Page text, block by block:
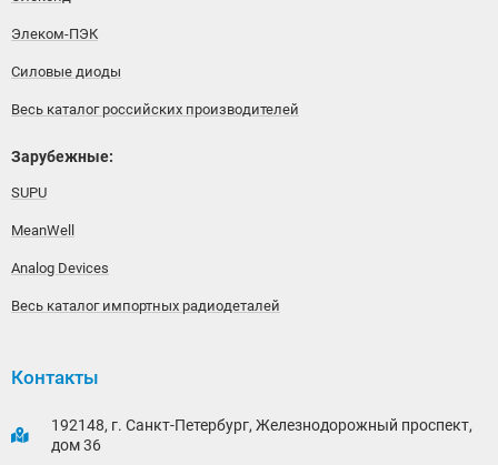
Элеком-ПЭК
Силовые диоды
Весь каталог российских производителей
Зарубежные:
SUPU
MeanWell
Analog Devices
Весь каталог импортных радиодеталей
Контакты
192148, г. Санкт-Петербург, Железнодорожный проспект,
дом 36